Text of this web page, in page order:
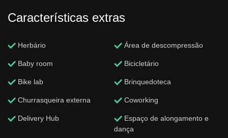
Características extras
Herbário Área de descompressão
Baby room Bicicletário
Bike lab Brinquedoteca
Churrasqueira externa Coworking
Delivery Hub
Espaço de alongamento e
dança